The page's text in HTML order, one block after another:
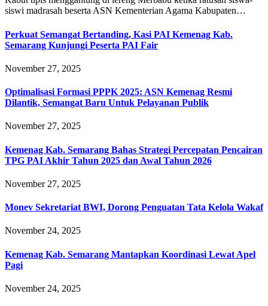
siswi madrasah beserta ASN Kementerian Agama Kabupaten…
Perkuat Semangat Bertanding, Kasi PAI Kemenag Kab.
Semarang Kunjungi Peserta PAI Fair
November 27, 2025
Optimalisasi Formasi PPPK 2025: ASN Kemenag Resmi
Dilantik, Semangat Baru Untuk Pelayanan Publik
November 27, 2025
Kemenag Kab. Semarang Bahas Strategi Percepatan Pencairan
TPG PAI Akhir Tahun 2025 dan Awal Tahun 2026
November 27, 2025
Monev Sekretariat BWI, Dorong Penguatan Tata Kelola Wakaf
November 24, 2025
Kemenag Kab. Semarang Mantapkan Koordinasi Lewat Apel
Pagi
November 24, 2025